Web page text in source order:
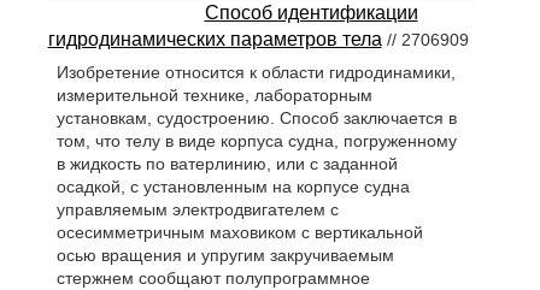
Способ идентификации
гидродинамических параметров тела// 2706909
Изобретение относится к области гидродинамики,
измерительной технике, лабораторным
установкам, судостроению. Способ заключается в
том, что телу в виде корпуса судна, погруженному
в жидкость по ватерлинию, или с заданной
осадкой, с установленным на корпусе судна
управляемым электродвигателем с
осесимметричным маховиком с вертикальной
осью вращения и упругим закручиваемым
стержнем сообщают полупрограммное